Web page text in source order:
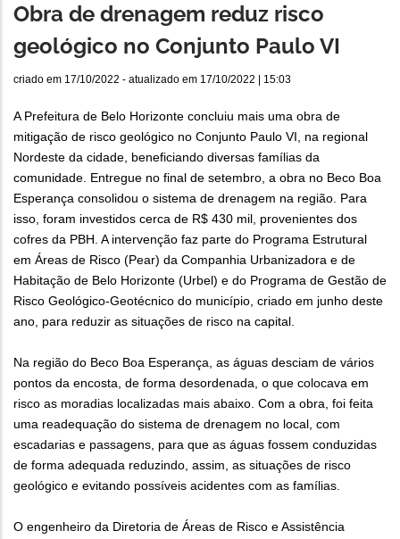
Obra de drenagem reduz risco
geológico no Conjunto Paulo VI
criado em 17/10/2022 - atualizado em 17/10/2022 | 15:03
A Prefeitura de Belo Horizonte concluiu mais uma obra de
mitigação de risco geológico no Conjunto Paulo VI, na regional
Nordeste da cidade, beneficiando diversas famílias da
comunidade. Entregue no final de setembro, a obra no Beco Boa
Esperança consolidou o sistema de drenagem na região. Para
isso, foram investidos cerca de R$ 430 mil, provenientes dos
cofres da PBH. A intervenção faz parte do Programa Estrutural
em Áreas de Risco (Pear) da Companhia Urbanizadora e de
Habitação de Belo Horizonte (Urbel) e do Programa de Gestão de
Risco Geológico-Geotécnico do município, criado em junho deste
ano, para reduzir as situações de risco na capital.
Na região do Beco Boa Esperança, as águas desciam de vários
pontos da encosta, de forma desordenada, o que colocava em
risco as moradias localizadas mais abaixo. Com a obra, foi feita
uma readequação do sistema de drenagem no local, com
escadarias e passagens, para que as águas fossem conduzidas
de forma adequada reduzindo, assim, as situações de risco
geológico e evitando possíveis acidentes com as famílias.
O engenheiro da Diretoria de Áreas de Risco e Assistência